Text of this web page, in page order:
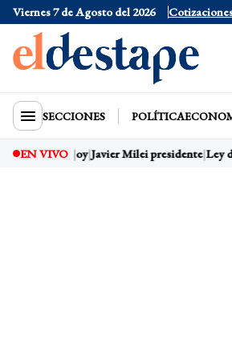
Viernes 7 de Agosto del 2026
Dólar Oficial $1520 Dólar
SECCIONES POLÍTICA
EN VIVO
Dólar hoy Javier Milei presidente Ley